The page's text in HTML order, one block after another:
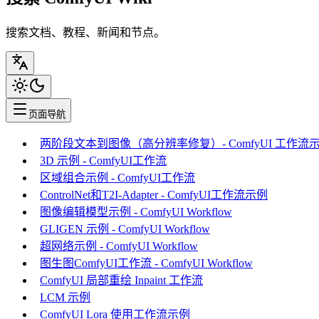
搜索文档、教程、新闻和节点。
页面导航
两阶段文本到图像（高分辨率修复）- ComfyUI 工作流
3D 示例 - ComfyUI工作流
区域组合示例 - ComfyUI工作流
ControlNet和T2I-Adapter - ComfyUI工作流示例
图像编辑模型示例 - ComfyUI Workflow
GLIGEN 示例 - ComfyUI Workflow
超网络示例 - ComfyUI Workflow
图生图ComfyUI工作流 - ComfyUI Workflow
ComfyUI 局部重绘 Inpaint 工作流
LCM 示例
ComfyUI Lora 使用工作流示例